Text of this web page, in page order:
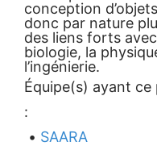
conception
donc par nature
des liens forts
biologie, la
l’ingénierie.
Équipe(s) ayant
:
• SAARA